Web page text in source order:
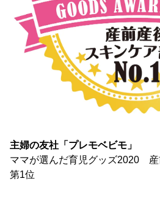
主婦の友社「プレモベビモ」
ママが選んだ育児グッズ2020 産
第1位